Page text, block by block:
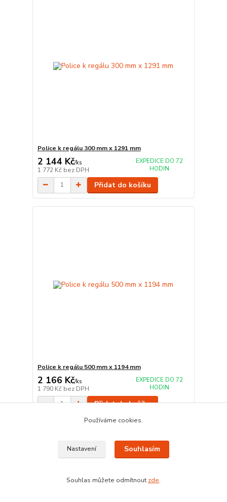
Police k regálu 300 mm x 1291 mm
2 144 Kč/ks
1 772 Kč bez DPH
EXPEDICE DO 72
HODIN
Přidat do košíku
Police k regálu 500 mm x 1194 mm
2 166 Kč/ks
1 790 Kč bez DPH
EXPEDICE DO 72
HODIN
Přidat do košíku
Používáme cookies.
Nastavení Souhlasím
Souhlas můžete odmítnout zde.